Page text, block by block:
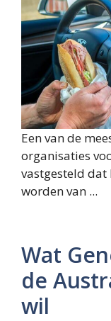
Een van de
organisaties
vastgesteld
worden van ...
Wat
de
wil